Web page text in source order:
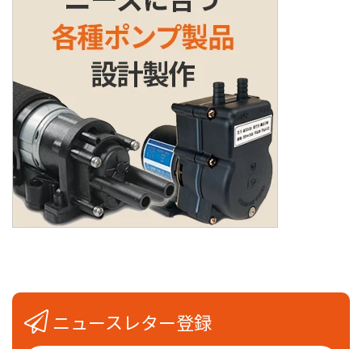
ニュースレター登録